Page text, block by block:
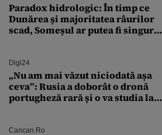
Paradox hidrologic: În timp ce
Dunărea și majoritatea râurilor
scad, Someșul ar putea fi singurul
Digi24
„Nu am mai văzut niciodată așa
ceva”: Rusia a doborât o dronă
portugheză rară și o va studia la
Cancan.ro